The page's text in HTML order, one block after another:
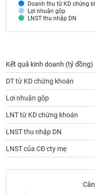
Lợi nhuận gộp
LNST thu nhập DN
Doanh thu từ KD chứng
Kết quả kinh doanh (tỷ đồng)
DT từ KD chứng khoán
Lợi nhuận gộp
LNT từ KD chứng khoán
LNST thu nhập DN
LNST của CĐ cty mẹ
SẢN
Mã
chứng
khoán
(-)
Tất cả Cổ phiếu
Lãnh
(-)
Tất cả